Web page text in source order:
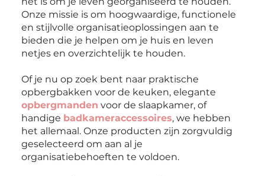
Onze missie is om hoogwaardige, functionele
en stijlvolle organisatieoplossingen aan te
bieden die je helpen om je huis en leven
netjes en overzichtelijk te houden.
Of je nu op zoek bent naar praktische
opbergbakken voor de keuken, elegante
opbergmanden voor de slaapkamer, of
handige badkameraccessoires, we hebben
het allemaal. Onze producten zijn zorgvuldig
geselecteerd om aan al je
organisatiebehoeften te voldoen.